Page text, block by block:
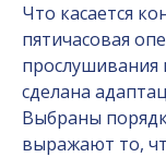
Что касается
пятичасовая
сделана
Выбраны
выражают то,